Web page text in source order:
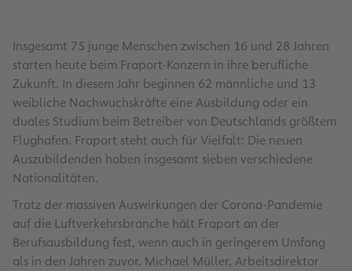
Insgesamt 75 junge Menschen zwischen 16 und 28 Jahren
starten heute beim Fraport-Konzern in ihre berufliche
Zukunft. In diesem Jahr beginnen 62 männliche und 13
weibliche Nachwuchskräfte eine Ausbildung oder ein
duales Studium beim Betreiber von Deutschlands größtem
Flughafen. Fraport steht auch für Vielfalt: Die neuen
Auszubildenden haben insgesamt sieben verschiedene
Nationalitäten.
Trotz der massiven Auswirkungen der Corona-Pandemie
auf die Luftverkehrsbranche hält Fraport an der
Berufsausbildung fest, wenn auch in geringerem Umfang
als in den Jahren zuvor. Michael Müller, Arbeitsdirektor